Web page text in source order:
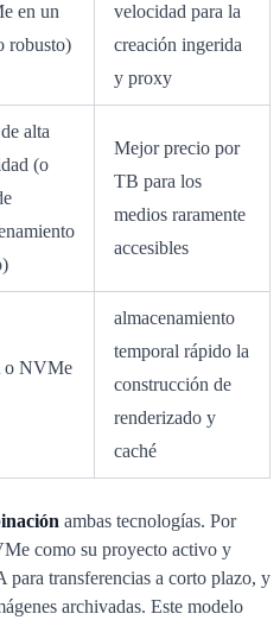
en un
robusto)
velocidad para la
creación ingerida
y proxy
alta
(o
Mejor precio por
TB para los
medios raramente
accesibles
o NVMe
almacenamiento
temporal rápido la
construcción de
renderizado y
caché
ambas tecnologías. Por
como su proyecto activo y
para transferencias a corto plazo, y
archivadas. Este modelo